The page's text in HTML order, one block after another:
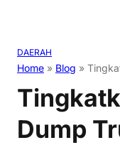
DAERAH
Home » Blog »
Dump